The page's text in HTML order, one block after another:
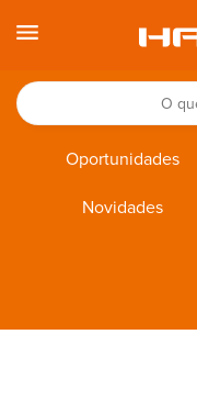
Oportunidades
Novidades